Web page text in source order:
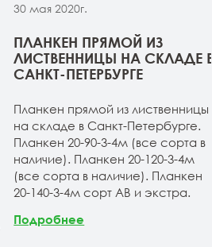
30 мая 2020г.
ПЛАНКЕН ПРЯМОЙ ИЗ
ЛИСТВЕННИЦЫ НА СКЛАДЕ В
САНКТ-ПЕТЕРБУРГЕ
Планкен прямой из лиственницы
на складе в Санкт-Петербурге.
Планкен 20-90-3-4м (все сорта в
наличие). Планкен 20-120-3-4м
(все сорта в наличие). Планкен
20-140-3-4м сорт АВ и экстра.
Подробнее